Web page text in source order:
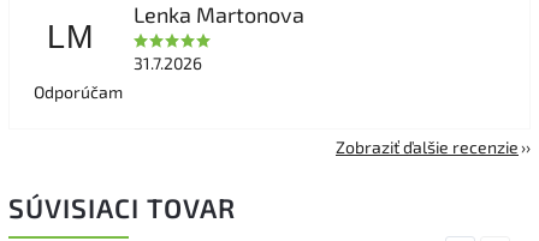
LM
Lenka Martonova
31.7.2026
Odporúčam
Zobraziť ďalšie recenzie
SÚVISIACI TOVAR